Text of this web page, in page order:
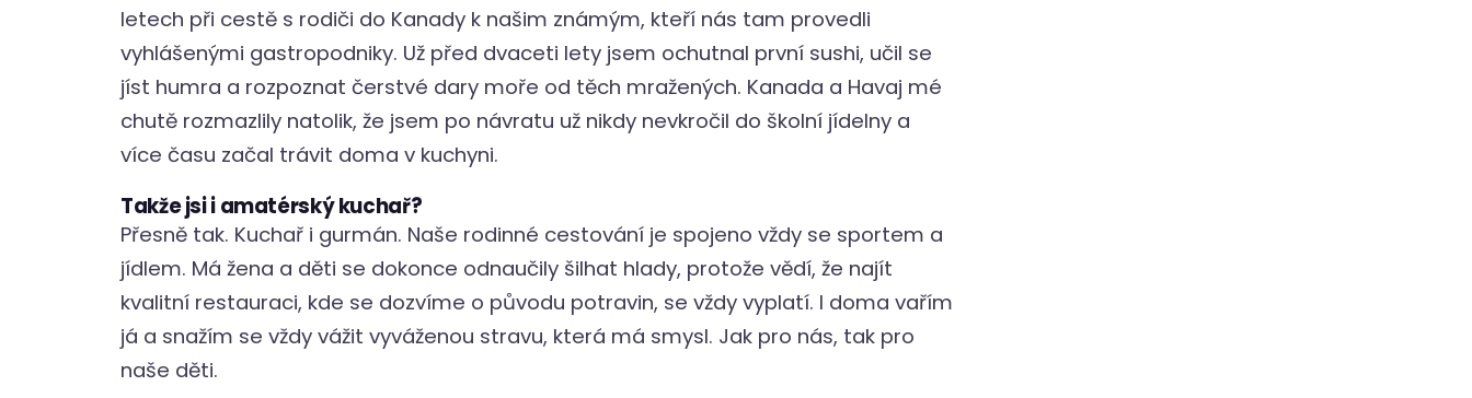
letech při cestě s rodiči do Kanady k našim známým, kteří nás tam provedli
vyhlášenými gastropodniky. Už před dvaceti lety jsem ochutnal první sushi, učil se
jíst humra a rozpoznat čerstvé dary moře od těch mražených. Kanada a Havaj mé
chutě rozmazlily natolik, že jsem po návratu už nikdy nevkročil do školní jídelny a
více času začal trávit doma v kuchyni.
Takže jsi i amatérský kuchař?
Přesně tak. Kuchař i gurmán. Naše rodinné cestování je spojeno vždy se sportem a
jídlem. Má žena a děti se dokonce odnaučily šilhat hlady, protože vědí, že najít
kvalitní restauraci, kde se dozvíme o původu potravin, se vždy vyplatí. I doma vařím
já a snažím se vždy vážit vyváženou stravu, která má smysl. Jak pro nás, tak pro
naše děti.